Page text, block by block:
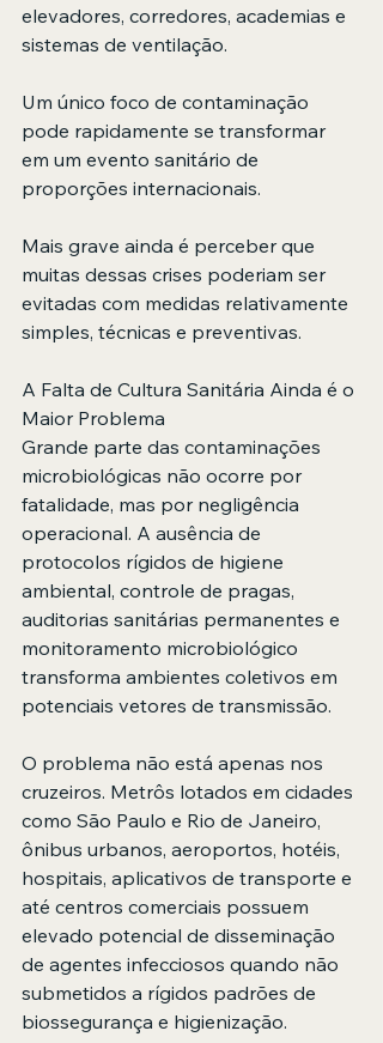
elevadores, corredores, academias e
sistemas de ventilação.
Um único foco de contaminação
pode rapidamente se transformar
em um evento sanitário de
proporções internacionais.
Mais grave ainda é perceber que
muitas dessas crises poderiam ser
evitadas com medidas relativamente
simples, técnicas e preventivas.
A Falta de Cultura Sanitária Ainda é o
Maior Problema
Grande parte das contaminações
microbiológicas não ocorre por
fatalidade, mas por negligência
operacional. A ausência de
protocolos rígidos de higiene
ambiental, controle de pragas,
auditorias sanitárias permanentes e
monitoramento microbiológico
transforma ambientes coletivos em
potenciais vetores de transmissão.
O problema não está apenas nos
cruzeiros. Metrôs lotados em cidades
como São Paulo e Rio de Janeiro,
ônibus urbanos, aeroportos, hotéis,
hospitais, aplicativos de transporte e
até centros comerciais possuem
elevado potencial de disseminação
de agentes infecciosos quando não
submetidos a rígidos padrões de
biossegurança e higienização.